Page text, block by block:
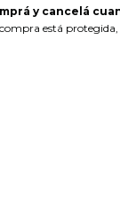
y cancelá
está protegida,